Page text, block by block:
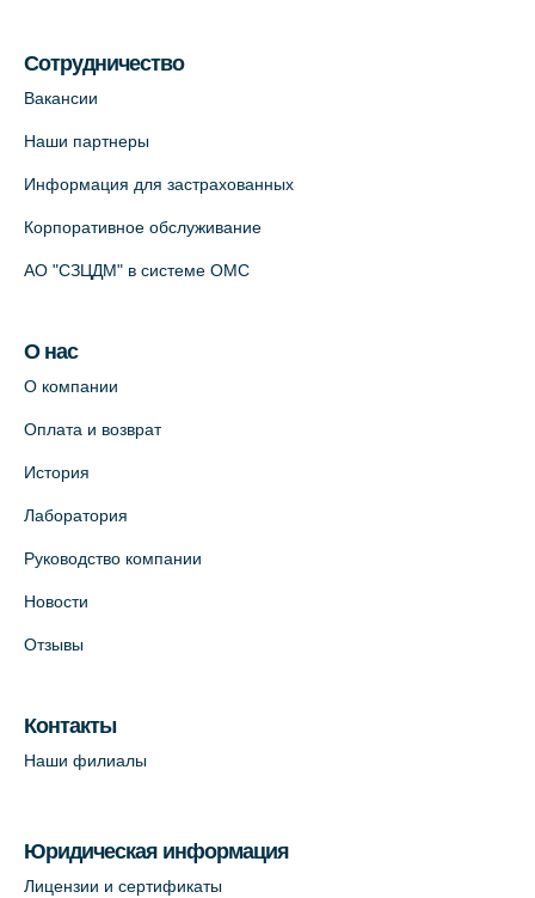
Сотрудничество
Вакансии
Наши партнеры
Информация для застрахованных
Корпоративное обслуживание
АО "СЗЦДМ" в системе ОМС
О нас
О компании
Оплата и возврат
История
Лаборатория
Руководство компании
Новости
Отзывы
Контакты
Наши филиалы
Юридическая информация
Лицензии и сертификаты